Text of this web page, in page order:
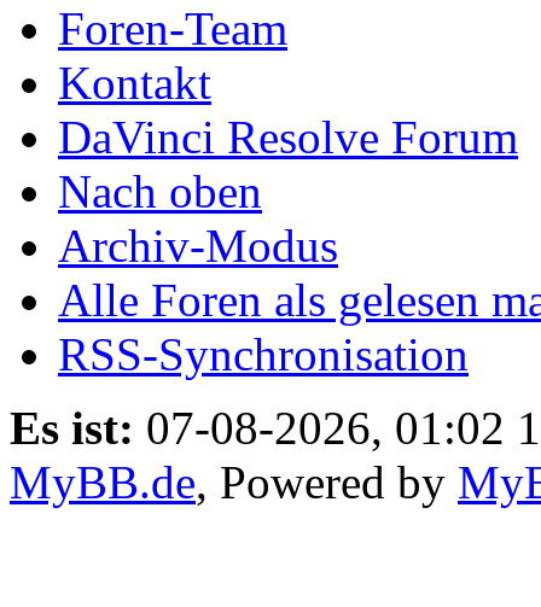
Foren-Team
Kontakt
DaVinci Resolve Forum
Nach oben
Archiv-Modus
Alle Foren als gelesen
RSS-Synchronisation
Es ist: 07-08-2026, 01:02 1
MyBB.de, Powered by